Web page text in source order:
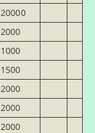
20000
2000
1000
1500
2000
2000
2000